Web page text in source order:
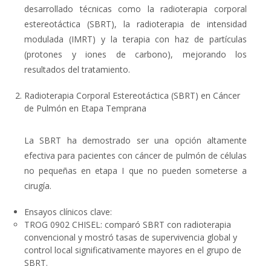
desarrollado técnicas como la radioterapia corporal
estereotáctica (SBRT), la radioterapia de intensidad
modulada (IMRT) y la terapia con haz de partículas
(protones y iones de carbono), mejorando los
resultados del tratamiento.
Radioterapia Corporal Estereotáctica (SBRT) en Cáncer
de Pulmón en Etapa Temprana
La SBRT ha demostrado ser una opción altamente
efectiva para pacientes con cáncer de pulmón de células
no pequeñas en etapa I que no pueden someterse a
cirugía.
Ensayos clínicos clave:
TROG 0902 CHISEL: comparó SBRT con radioterapia
convencional y mostró tasas de supervivencia global y
control local significativamente mayores en el grupo de
SBRT.